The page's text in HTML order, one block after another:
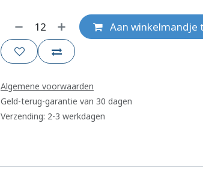
Aan winkelmandje
Algemene voorwaarden
Geld-terug-garantie van 30 dagen
Verzending: 2-3 werkdagen